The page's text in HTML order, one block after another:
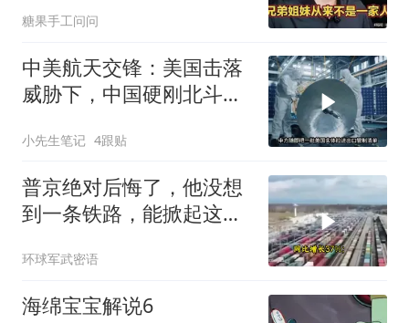
糖果手工问问
中美航天交锋：美国击落
威胁下，中国硬刚北斗升
小先生笔记 4跟贴
普京绝对后悔了，他没想
到一条铁路，能掀起这么
改写
环球军武密语
海绵宝宝解说6